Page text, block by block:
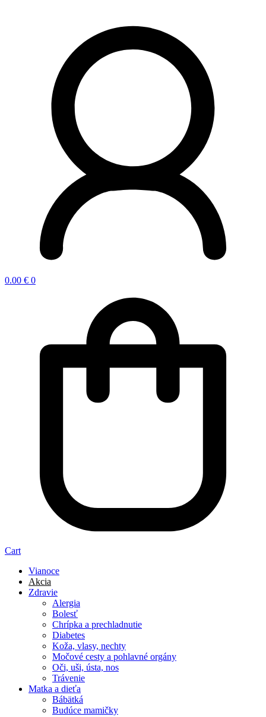
0.00 € 0
Cart
Vianoce
Akcia
Zdravie
Alergia
Bolesť
Chrípka a prechladnutie
Diabetes
Koža, vlasy, nechty
Močové cesty a pohlavné orgány
Oči, uši, ústa, nos
Trávenie
Matka a dieťa
Bábätká
Budúce mamičky